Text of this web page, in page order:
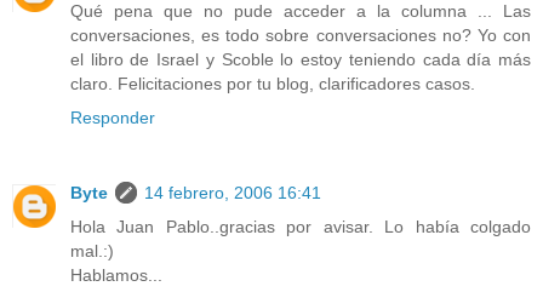
Qué pena que no pude acceder a la columna ... Las
conversaciones, es todo sobre conversaciones no? Yo con
el libro de Israel y Scoble lo estoy teniendo cada día más
claro. Felicitaciones por tu blog, clarificadores casos.
Responder
Byte
14 febrero, 2006 16:41
Hola Juan Pablo..gracias por avisar. Lo había colgado
mal.:)
Hablamos...